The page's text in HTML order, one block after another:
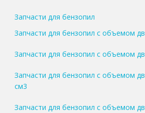
Запчасти для бензопил
Запчасти для бензопил с объемом
Запчасти для бензопил с объемом
Запчасти для бензопил с объемом
см3
Запчасти для бензопил с объемом